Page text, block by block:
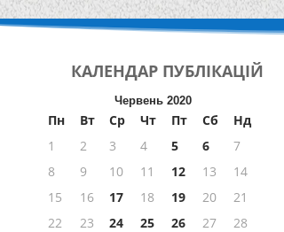
КАЛЕНДАР ПУБЛІКАЦІЙ
Червень 2020
Пн Вт Ср Чт Пт Сб
Нд
1
2 3 4 5 6
7
8
9 10 11 12 13
14
15
16 17 18 19 20
21
22
23 24 25 26 27 28